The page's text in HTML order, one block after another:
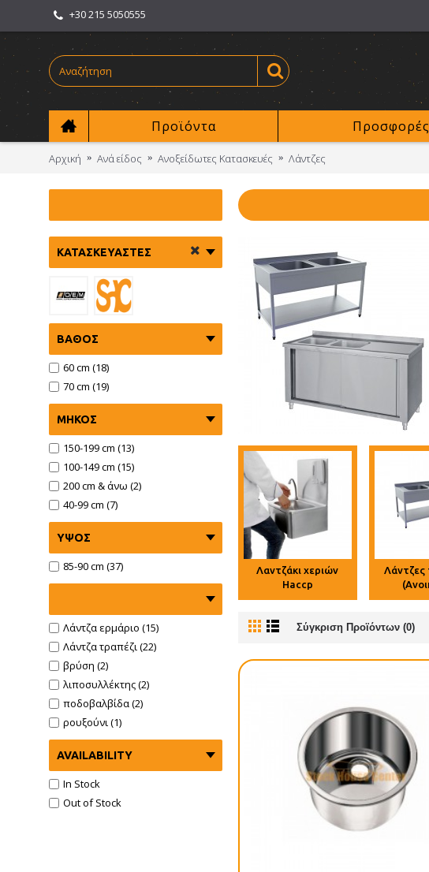
+30 215 5050555
Προϊόντα Προσφορές
Αρχική Ανά είδος Ανοξείδωτες Kατασκευές Λάντζες
ΚΑΤΑΣΚΕΥΑΣΤΈΣ
ΒΆΘΟΣ
60 cm (18)
70 cm (19)
ΜΉΚΟΣ
150-199 cm (13)
100-149 cm (15)
200 cm & άνω (2)
40-99 cm (7)
ΎΨΟΣ
85-90 cm (37)
Λάντζα ερμάριο (15)
Λάντζα τραπέζι (22)
βρύση (2)
λιποσυλλέκτης (2)
ποδοβαλβίδα (2)
ρουξούνι (1)
AVAILABILITY
In Stock
Out of Stock
Λαντζάκι χεριών
Haccp
Λάντζες
Σύγκριση Προϊόντων (0)